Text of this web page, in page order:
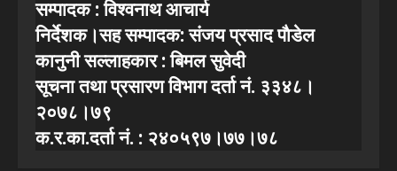
सम्पादक : विश्वनाथ आचार्य
निर्देशक।सह सम्पादक: संजय प्रसाद पाैडेल
कानुनी सल्लाहकार : बिमल सुवेदी
सूचना तथा प्रसारण विभाग दर्ता नं. ३३४८।
२०७८।७९
क.र.का.दर्ता नं. : २४०५९७।७७।७८